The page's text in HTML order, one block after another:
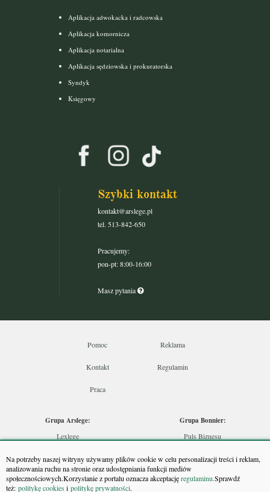
Na potrzeby naszej witryny używamy plików cookie w celu personalizacji treści i reklam,
analizowania ruchu na stronie oraz udostępniania funkcji mediów
społecznościowych.Korzystanie z portalu oznacza akceptacjęregulaminu.Sprawdź
też: politykę cookiesi politykę prywatności.
Aplikacja adwokacka i radcowska
Aplikacja komornicza
Aplikacja notarialna
Aplikacja sędziowska i prokuratorska
Syndyk
Księgowy
Szybki kontakt
kontakt@arslege.pl
tel. 513-842-650
Pracujemy:
pon-pt: 8:00-16:00
Masz pytania
Pomoc Reklama
Kontakt Regulamin
Praca
Grupa Arslege:
Lexlege
Skarbowcy
Urzędnik
Grupa Bonnier:
Puls Biznesu
Puls Medycyny
Monitor Firm